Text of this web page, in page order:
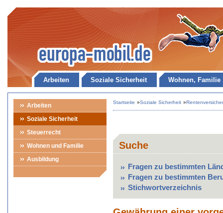
Arbeiten Soziale Sicherheit Wohnen, Familie
Arbeiten
Soziale Sicherheit
Steuerrecht
Wohnen und Familie
Ausbildung
Startseite »Soziale Sicherheit »
Suche
Fragen zu bestimmten
Fragen zu bestimmten
Stichwortverzeichnis